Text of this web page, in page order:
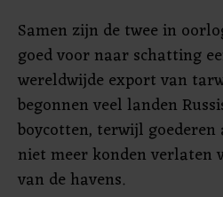
Samen zijn de twee in
goed voor naar schatting
wereldwijde export van
begonnen veel landen
boycotten, terwijl
niet meer konden verlaten
van de havens.